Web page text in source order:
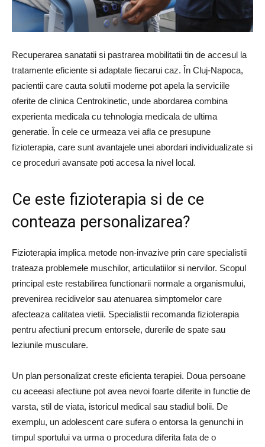
Recuperarea sanatatii si pastrarea mobilitatii tin de accesul la
tratamente eficiente si adaptate fiecarui caz. În Cluj-Napoca,
pacientii care cauta solutii moderne pot apela la serviciile
oferite de clinica Centrokinetic, unde abordarea combina
experienta medicala cu tehnologia medicala de ultima
generatie. În cele ce urmeaza vei afla ce presupune
fizioterapia, care sunt avantajele unei abordari individualizate si
ce proceduri avansate poti accesa la nivel local.
Ce este fizioterapia si de ce
conteaza personalizarea?
Fizioterapia implica metode non-invazive prin care specialistii
trateaza problemele muschilor, articulatiilor si nervilor. Scopul
principal este restabilirea functionarii normale a organismului,
prevenirea recidivelor sau atenuarea simptomelor care
afecteaza calitatea vietii. Specialistii recomanda fizioterapia
pentru afectiuni precum entorsele, durerile de spate sau
leziunile musculare.
Un plan personalizat creste eficienta terapiei. Doua persoane
cu aceeasi afectiune pot avea nevoi foarte diferite in functie de
varsta, stil de viata, istoricul medical sau stadiul bolii. De
exemplu, un adolescent care sufera o entorsa la genunchi in
timpul sportului va urma o procedura diferita fata de o